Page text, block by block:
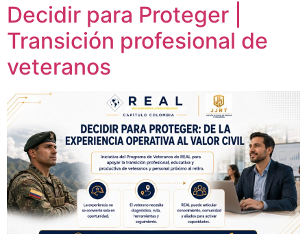
Decidir para Proteger |
Transición profesional de
veteranos